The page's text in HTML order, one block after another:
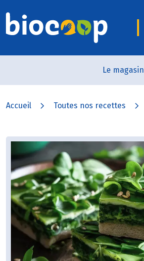
Le magasin
Accueil Toutes nos recettes